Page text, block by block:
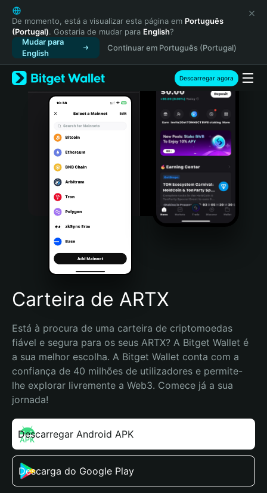
English
日本語
Tiếng Việt
Русский
Español (Latinoamérica)
Türkçe
Italiano
Português (Portugal)
Bahasa Indonesia
Português (Brasil)
Español (Argentina)
De momento, está a visualizar esta página em Português
(Portugal). Gostaria de mudar para English?
Mudar para
English
Continuar em Português (Portugal)
Descarregar agora
Carteira de ARTX
Está à procura de uma carteira de criptomoedas
fiável e segura para os seus ARTX? A Bitget Wallet é
a sua melhor escolha. A Bitget Wallet conta com a
confiança de 40 milhões de utilizadores e permite-
lhe explorar livremente a Web3. Comece já a sua
jornada!
Descarregar Android APK
Descarga do Google Play